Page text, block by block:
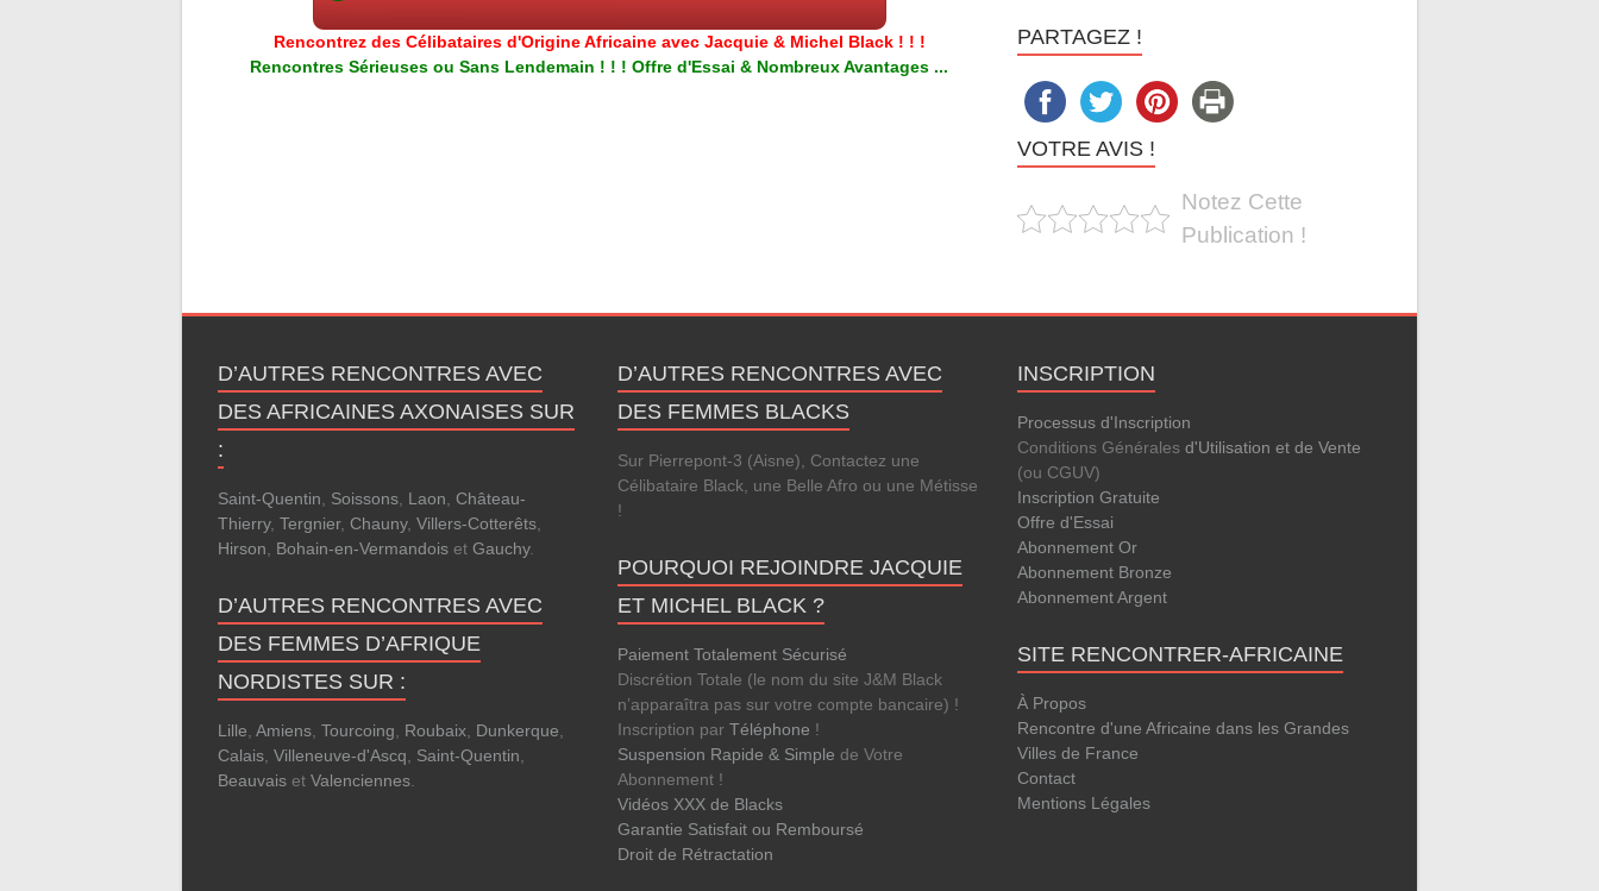
Rencontrez des Célibataires d'Origine Africaine avec Jacquie & Michel Black ! ! !
Rencontres Sérieuses ou Sans Lendemain ! ! ! Offre d'Essai & Nombreux Avantages ...
PARTAGEZ !
VOTRE AVIS !
Notez Cette
Publication !
D’AUTRES RENCONTRES AVEC
DES AFRICAINES AXONAISES SUR
:
Saint-Quentin Soissons Laon Château-
Thierry, Tergnier, Chauny, Villers-Cotterêts
Hirson
Bohain-en-Vermandois et Gauchy.
D’AUTRES RENCONTRES AVEC
DES FEMMES D’AFRIQUE
NORDISTES SUR :
Lille Amiens Tourcoing Roubaix Dunkerque
Calais Villeneuve-d'Ascq Saint-Quentin
Beauvais et Valenciennes
D’AUTRES RENCONTRES AVEC
DES FEMMES BLACKS
Sur Pierrepont-3 (Aisne), Contactez une
Célibataire Black, une Belle Afro ou une Métisse
!
POURQUOI REJOINDRE JACQUIE
ET MICHEL BLACK ?
Paiement Totalement Sécurisé
Discrétion Totale (le nom du site J&M Black
n’apparaîtra pas sur votre compte bancaire) !
Inscription par Téléphone !
Suspension Rapide & Simple de Votre
Abonnement !
Vidéos XXX de Blacks
Garantie Satisfait ou Remboursé
Droit de Rétractation
INSCRIPTION
Processus d'Inscription
Conditions Générales d'Utilisation et de Vente
(ou CGUV)
Inscription Gratuite
Offre d'Essai
Abonnement Or
Abonnement Bronze
Abonnement Argent
SITE RENCONTRER-AFRICAINE
À Propos
Rencontre d'une Africaine dans les Grandes
Villes de France
Contact
Mentions Légales